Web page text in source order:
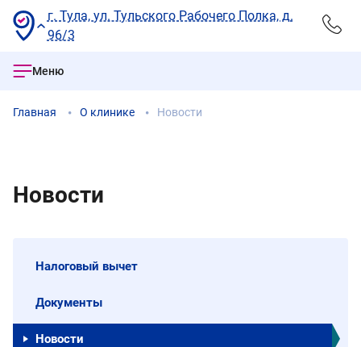
г. Тула, ул. Тульского Рабочего Полка, д.
96/3
Меню
Главная О клинике Новости
Новости
Налоговый вычет
Документы
Новости